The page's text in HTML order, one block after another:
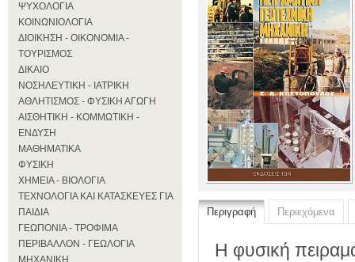
ΨΥΧΟΛΟΓΙΑ
ΚΟΙΝΩΝΙΟΛΟΓΙΑ
ΔΙΟΙΚΗΣΗ - ΟΙΚΟΝΟΜΙΑ -
ΤΟΥΡΙΣΜΟΣ
ΔΙΚΑΙΟ
ΝΟΣΗΛΕΥΤΙΚΗ - ΙΑΤΡΙΚΗ
ΑΘΛΗΤΙΣΜΟΣ - ΦΥΣΙΚΗ ΑΓΩΓΗ
ΑΙΣΘΗΤΙΚΗ - ΚΟΜΜΩΤΙΚΗ -
ΕΝΔΥΣΗ
ΜΑΘΗΜΑΤΙΚΑ
ΦΥΣΙΚΗ
ΧΗΜΕΙΑ - ΒΙΟΛΟΓΙΑ
ΤΕΧΝΟΛΟΓΙΑ ΚΑΙ ΚΑΤΑΣΚΕΥΕΣ ΓΙΑ
ΠΑΙΔΙΑ
ΓΕΩΠΟΝΙΑ - ΤΡΟΦΙΜΑ
ΠΕΡΙΒΑΛΛΟΝ - ΓΕΩΛΟΓΙΑ
ΜΗΧΑΝΙΚΗ
Περιγραφή Περιεχόμενα
Η φυσική